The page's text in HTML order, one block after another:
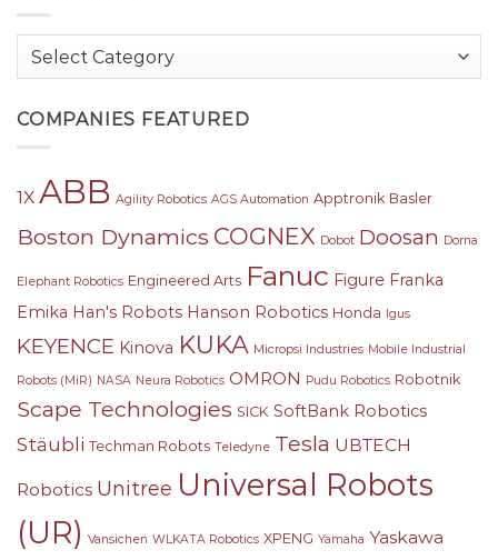
Categories
COMPANIES FEATURED
1X ABB Agility Robotics AGS Automation Apptronik Basler
Boston Dynamics COGNEX Dobot Doosan Dorna
Elephant Robotics Engineered Arts Fanuc Figure Franka
Emika Han's Robots Hanson Robotics Honda Igus
KEYENCE Kinova KUKA Micropsi Industries Mobile Industrial
Robots (MiR) NASA Neura Robotics OMRON Pudu Robotics Robotnik
Scape Technologies SICK SoftBank Robotics
Stäubli Techman Robots Teledyne Tesla UBTECH
Robotics Unitree Universal Robots
(UR) Vansichen WLKATA Robotics XPENG Yamaha Yaskawa